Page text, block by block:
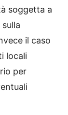
soggetta a
il caso
locali
per